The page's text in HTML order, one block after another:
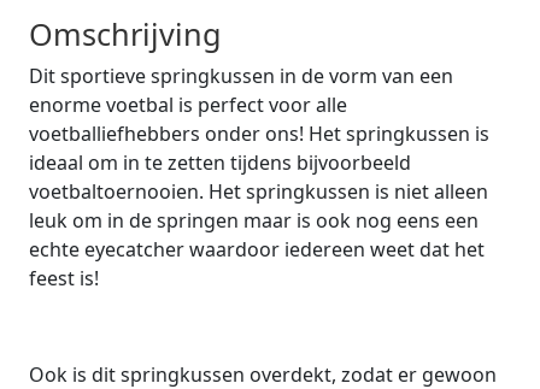
Omschrijving
Dit sportieve springkussen in de vorm van een
enorme voetbal is perfect voor alle
voetballiefhebbers onder ons! Het springkussen is
ideaal om in te zetten tijdens bijvoorbeeld
voetbaltoernooien. Het springkussen is niet alleen
leuk om in de springen maar is ook nog eens een
echte eyecatcher waardoor iedereen weet dat het
feest is!
Ook is dit springkussen overdekt, zodat er gewoon